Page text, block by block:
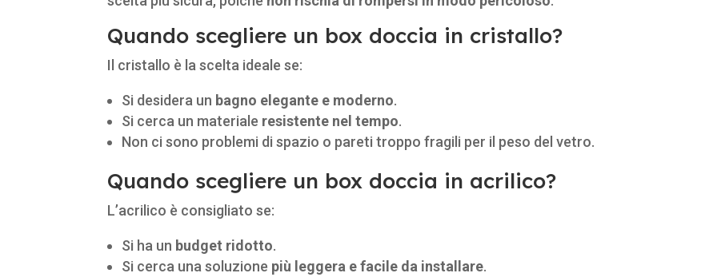
Quando scegliere un box doccia in cristallo?
Il cristallo è la scelta ideale se:
Si desidera un bagno elegante e moderno.
Si cerca un materiale resistente nel tempo.
Non ci sono problemi di spazio o pareti troppo fragili per il peso del vetro.
Quando scegliere un box doccia in acrilico?
L’acrilico è consigliato se:
Si ha un budget ridotto.
Si cerca una soluzione più leggera e facile da installare.